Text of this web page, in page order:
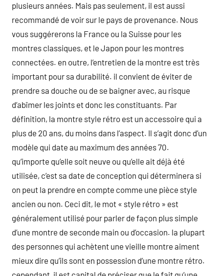
plusieurs années. Mais pas seulement, il est aussi
recommandé de voir sur le pays de provenance. Nous
vous suggérerons la France ou la Suisse pour les
montres classiques, et le Japon pour les montres
connectées. en outre, l’entretien de la montre est très
important pour sa durabilité. il convient de éviter de
prendre sa douche ou de se baigner avec, au risque
d’abîmer les joints et donc les constituants. Par
définition, la montre style rétro est un accessoire qui a
plus de 20 ans, du moins dans l’aspect. Il s’agit donc d’un
modèle qui date au maximum des années 70.
qu’importe qu’elle soit neuve ou qu’elle ait déjà été
utilisée, c’est sa date de conception qui déterminera si
on peut la prendre en compte comme une pièce style
ancien ou non. Ceci dit, le mot « style rétro » est
généralement utilisé pour parler de façon plus simple
d’une montre de seconde main ou d’occasion. la plupart
des personnes qui achètent une vieille montre aiment
mieux dire qu’ils sont en possession d’une montre rétro.